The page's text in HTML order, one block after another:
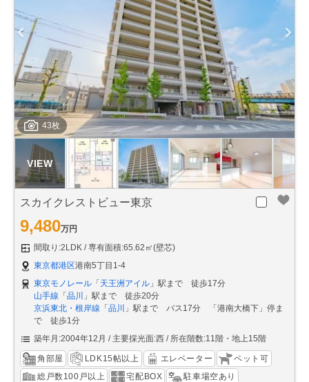
43枚
スカイクレストビュー東京
9,480万円
間取り:2LDK
専有面積:65.62㎡(壁芯)
東京都港区港南5丁目1-4
東京モノレール 「 天王洲アイル 」駅まで 徒歩17分
山手線 「 品川
」駅まで 徒歩20分
京浜東北・根岸線 「 品川
」駅まで バス17分 「港南大橋下」停ま
で 徒歩1分
築年月:2004年12月
主要採光面:西 所在階数:11階・地上15階
角部屋 LDK15帖以上 エレベーター
ペット可
総戸数100戸以上
宅配BOX 駐車場空あり